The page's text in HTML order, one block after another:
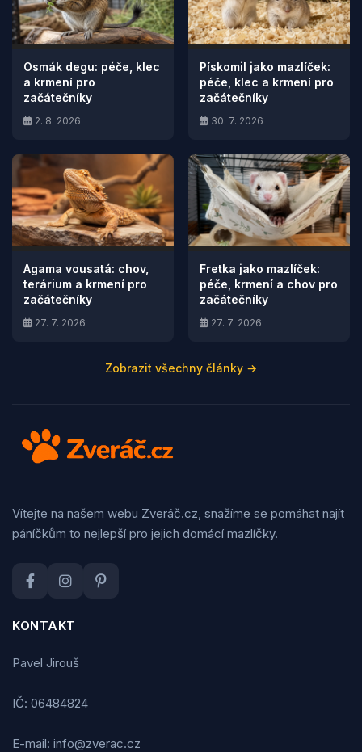
Osmák degu: péče, klec
a krmení pro
začátečníky
2. 8. 2026
Pískomil jako mazlíček:
péče, klec a krmení pro
začátečníky
30. 7. 2026
Agama vousatá: chov,
terárium a krmení pro
začátečníky
27. 7. 2026
Fretka jako mazlíček:
péče, krmení a chov pro
začátečníky
27. 7. 2026
Zobrazit všechny články →
Vítejte na našem webu Zveráč.cz, snažíme se pomáhat najít
páníčkům to nejlepší pro jejich domácí mazlíčky.
KONTAKT
Pavel Jirouš
IČ: 06484824
E-mail: info@zverac.cz